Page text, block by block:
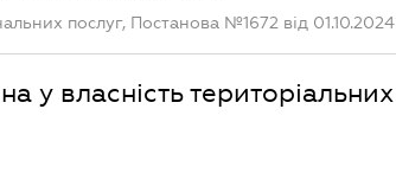
послуг, Постанова №1672 від 01.10.2024
у власність територіальних